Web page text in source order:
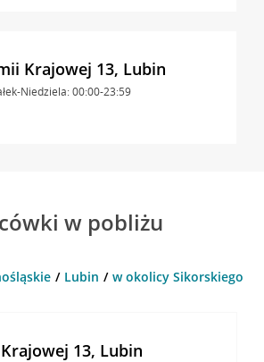
Krajowej 13, Lubin
Niedziela: 00:00-23:59
w pobliżu
Lubin w okolicy Sikorskiego
13, Lubin